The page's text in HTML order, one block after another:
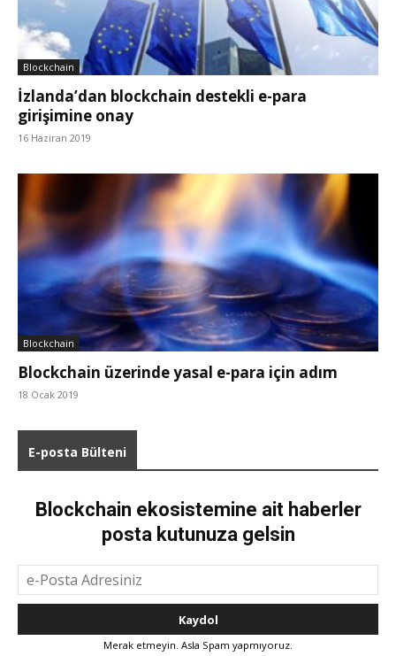
Blockchain
İzlanda’dan blockchain destekli e-para
girişimine onay
16 Haziran 2019
Blockchain
Blockchain üzerinde yasal e-para için adım
18 Ocak 2019
E-posta Bülteni
Blockchain ekosistemine ait haberler
posta kutunuza gelsin
Merak etmeyin. Asla Spam yapmıyoruz.